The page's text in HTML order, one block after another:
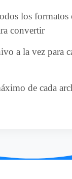
los
convertir
a la vez para
de cada